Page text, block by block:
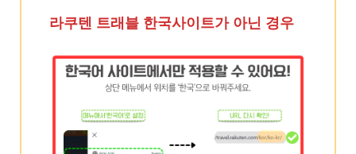
라쿠텐 트래블 한국사이트가 아닌 경우